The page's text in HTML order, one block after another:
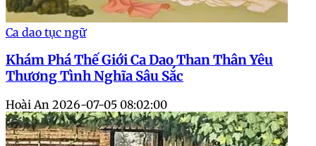
Ca dao tục ngữ
Khám Phá Thế Giới Ca Dao Than Thân Yêu
Thương Tình Nghĩa Sâu Sắc
Hoài An 2026-07-05 08:02:00